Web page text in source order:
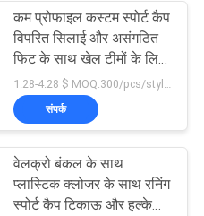
बेसबॉल कैप्स
124
कम प्रोफाइल कस्टम स्पोर्ट कैप
विपरित सिलाई और असंगठित
फिट के साथ खेल टीमों के लिए
आदर्श आकस्मिक पहनें
संपर्क
वेलक्रो बंकल के साथ
प्लास्टिक क्लोजर के साथ रनिंग
स्पोर्ट कैप टिकाऊ और हल्के